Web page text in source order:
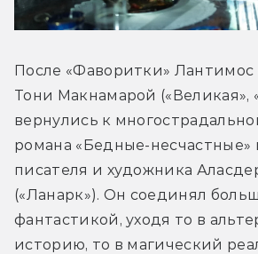
После «Фаворитки» Лантимос
Тони Макнамарой («Великая»,
вернулись к
романа «Бедные-несчастные»
писателя и художника
(«Ланарк»). Он соединял
фантастикой, уходя то в
историю, то в магический